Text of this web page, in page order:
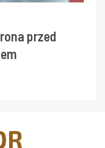
przed